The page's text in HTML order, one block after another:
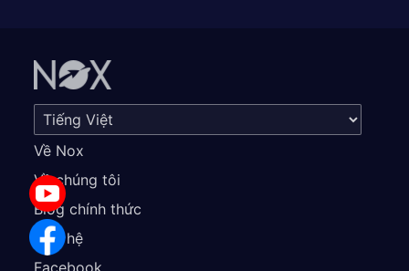
Về Nox
Về chúng tôi
Blog chính thức
Liên hệ
Facebook